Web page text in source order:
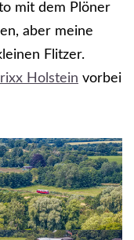
mit dem Plöner
aber meine
Flitzer.
Holstein vorbei